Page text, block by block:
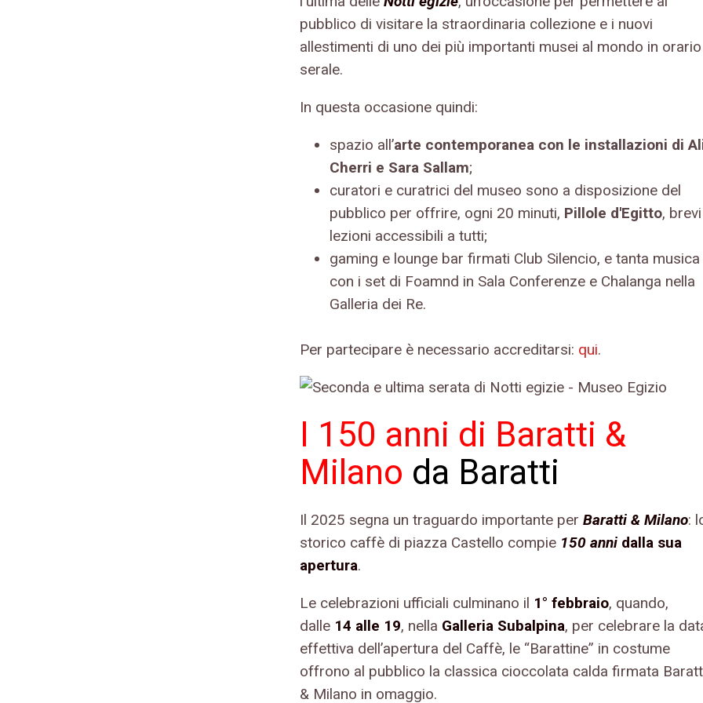
pubblico di visitare la straordinaria collezione e i nuovi
allestimenti di uno dei più importanti musei al mondo in orario
serale.
In questa occasione quindi:
spazio all’arte contemporanea con le installazioni di
Cherri e Sara Sallam;
curatori e curatrici del museo sono a disposizione del
pubblico per offrire, ogni 20 minuti, Pillole d'Egitto, brevi
lezioni accessibili a tutti;
gaming e lounge bar firmati Club Silencio, e tanta musica
con i set di Foamnd in Sala Conferenze e Chalanga nella
Galleria dei Re.
Per partecipare è necessario accreditarsi: qui.
I 150 anni di Baratti &
Milano da Baratti
Il 2025 segna un traguardo importante per Baratti & Milano:
storico caffè di piazza Castello compie 150 anni dalla sua
apertura.
Le celebrazioni ufficiali culminano il 1° febbraio, quando,
dalle 14 alle 19, nella Galleria Subalpina, per celebrare la
effettiva dell’apertura del Caffè, le “Barattine” in costume
offrono al pubblico la classica cioccolata calda firmata
& Milano in omaggio.